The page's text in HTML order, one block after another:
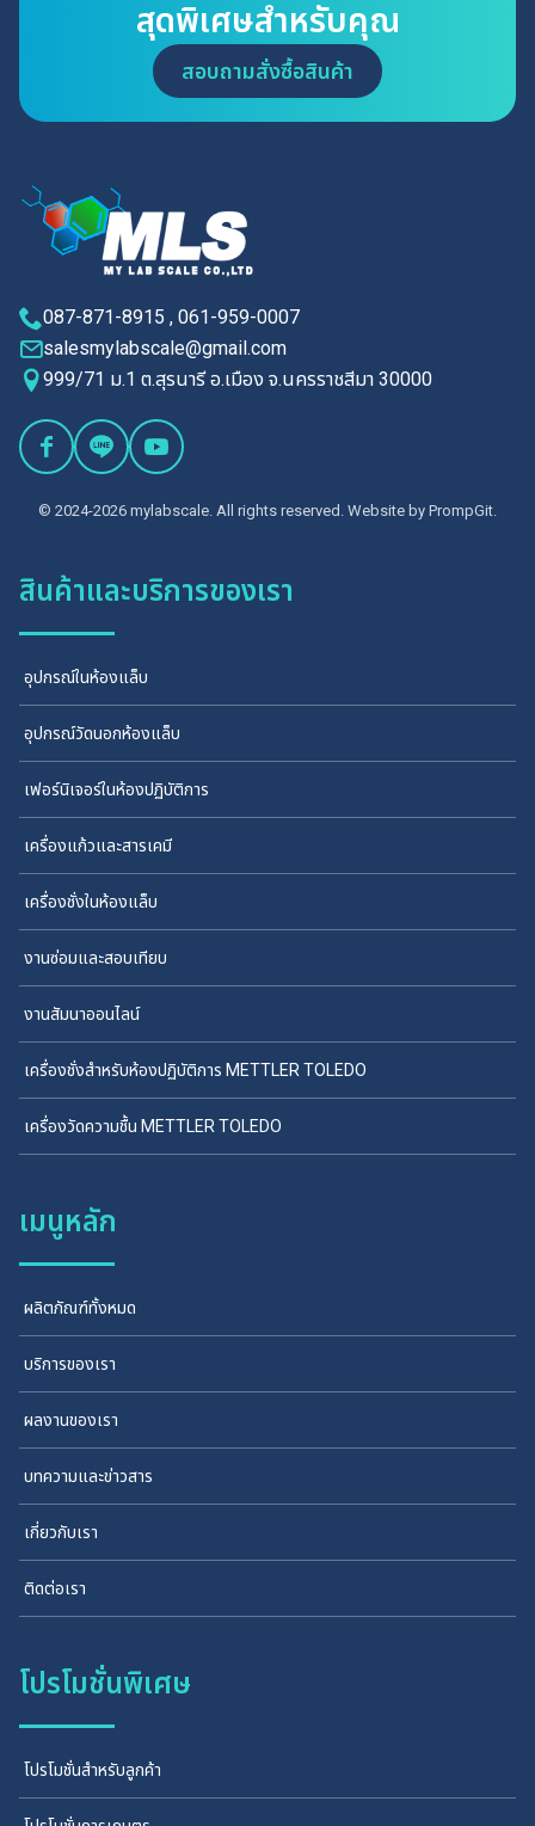
สุดพิเศษสำหรับคุณ
สอบถามสั่งซื้อสินค้า
087-871-8915 , 061-959-0007
salesmylabscale@gmail.com
999/71 ม.1 ต.สุรนารี อ.เมือง จ.นครราชสีมา 30000
© 2024-2026 mylabscale. All rights reserved. Website by PrompGit.
สินค้าและบริการของเรา
อุปกรณ์ในห้องแล็บ
อุปกรณ์วัดนอกห้องแล็บ
เฟอร์นิเจอร์ในห้องปฏิบัติการ
เครื่องแก้วและสารเคมี
เครื่องชั่งในห้องแล็บ
งานซ่อมและสอบเทียบ
งานสัมนาออนไลน์
เครื่องชั่งสำหรับห้องปฏิบัติการ METTLER TOLEDO
เครื่องวัดความชื้น METTLER TOLEDO
เมนูหลัก
ผลิตภัณฑ์ทั้งหมด
บริการของเรา
ผลงานของเรา
บทความและข่าวสาร
เกี่ยวกับเรา
ติดต่อเรา
โปรโมชั่นพิเศษ
โปรโมชั่นสำหรับลูกค้า